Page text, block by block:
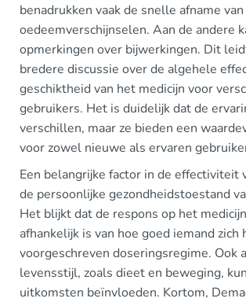
benadrukken vaak de snelle afname van
oedeemverschijnselen. Aan de andere
opmerkingen over bijwerkingen. Dit
bredere discussie over de algehele
geschiktheid van het medicijn voor
gebruikers. Het is duidelijk dat de
verschillen, maar ze bieden een
voor zowel nieuwe als ervaren
Een belangrijke factor in de effectiviteit
de persoonlijke gezondheidstoestand
Het blijkt dat de respons op het
afhankelijk is van hoe goed iemand zich
voorgeschreven doseringsregime. Ook
levensstijl, zoals dieet en beweging,
uitkomsten beïnvloeden. Kortom,